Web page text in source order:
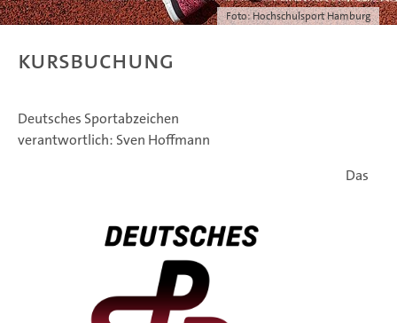
Foto: Hochschulsport Hamburg
Kursbuchung
Deutsches Sportabzeichen
verantwortlich: Sven Hoffmann
Das